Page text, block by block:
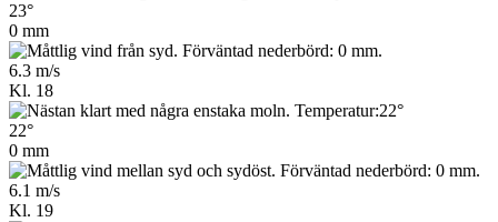
23°
0 mm
6.3 m/s
Kl. 18
22°
0 mm
6.1 m/s
Kl. 19